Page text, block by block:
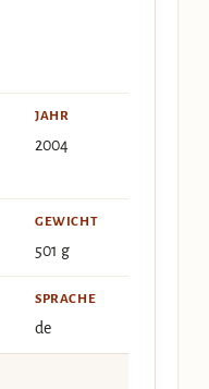
JAHR
2004
GEWICHT
501 g
SPRACHE
de